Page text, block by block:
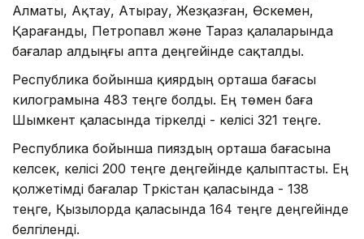
Алматы, Ақтау, Атырау, Жезқазған, Өскемен,
Қарағанды, Петропавл және Тараз қалаларында
бағалар алдыңғы апта деңгейінде сақталды.
Республика бойынша қиярдың орташа бағасы
килограмына 483 теңге болды. Ең төмен баға
Шымкент қаласында тіркелді - келісі 321 теңге.
Республика бойынша пияздың орташа бағасына
келсек, келісі 200 теңге деңгейінде қалыптасты. Ең
қолжетімді бағалар Түркістан қаласында - 138
теңге, Қызылорда қаласында 164 теңге деңгейінде
белгіленді.